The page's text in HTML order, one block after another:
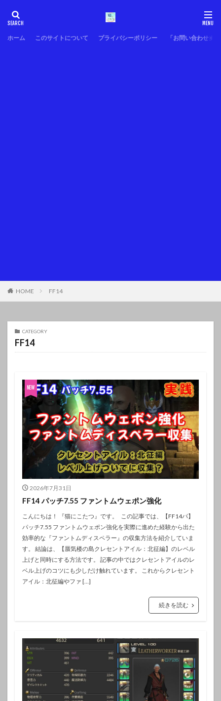
ホーム このサイトについて プライバシーポリシー 「お問い合わせ」
HOME FF14
CATEGORY
FF14
2026年7月31日
FF14 パッチ7.55 ファントムウェポン強化
こんにちは！ 『猫にこたつ』です。 この記事では、【FF14パ】
パッチ7.55 ファントムウェポン強化を実際に進めた経験から出た
効率的な『ファントムディスペラー』の収集方法を紹介していま
す。 結論は、【蜃気楼の島クレセントアイル：北征編】のレベル
上げと同時にする方法です。 記事の中ではクレセントアイルのレ
ベル上げのコツにも少しだけ触れています。 これからクレセント
アイル：北征編やファ […]
続きを読む